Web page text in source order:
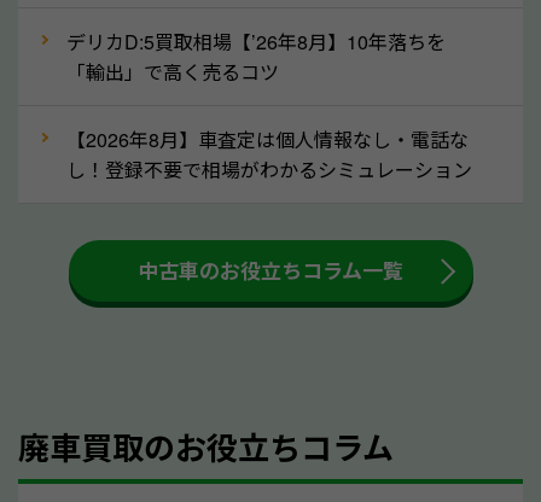
③自動車税の還付金の扱いについて確認し
車を廃車にすると、自動車税の還付金を受け取ること
付金をお客様に返還しない業者もあります。廃車査定
をする際には、自動車税の還付金の返還があるかどう
かを確認するようにしてください。山口県のソコカラ
人気の車種は廃車の状態でも、高価買取が可能です。
デリカD:5買取相場【’26年8月】10年落ちを
「輸出」で高く売るコツ
【2026年8月】車査定は個人情報なし・電話な
し！登録不要で相場がわかるシミュレーション
中古車のお役立ちコラム一覧
廃車買取のお役立ちコラム